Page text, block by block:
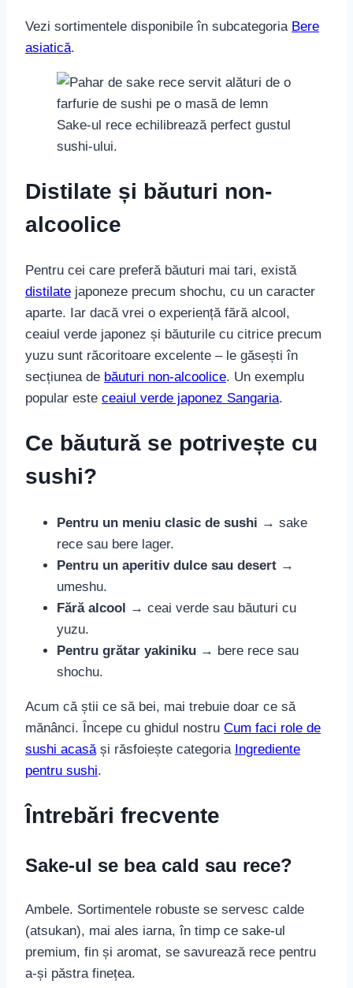
Vezi sortimentele disponibile în subcategoria Bere
asiatică.
Sake-ul rece echilibrează perfect gustul
sushi-ului.
Distilate și băuturi non-
alcoolice
Pentru cei care preferă băuturi mai tari, există
distilate japoneze precum shochu, cu un caracter
aparte. Iar dacă vrei o experiență fără alcool,
ceaiul verde japonez și băuturile cu citrice precum
yuzu sunt răcoritoare excelente – le găsești în
secțiunea de băuturi non-alcoolice. Un exemplu
popular este ceaiul verde japonez Sangaria.
Ce băutură se potrivește cu
sushi?
Pentru un meniu clasic de sushi → sake
rece sau bere lager.
Pentru un aperitiv dulce sau desert →
umeshu.
Fără alcool → ceai verde sau băuturi cu
yuzu.
Pentru grătar yakiniku → bere rece sau
shochu.
Acum că știi ce să bei, mai trebuie doar ce să
mănânci. Începe cu ghidul nostru Cum faci role de
sushi acasă și răsfoiește categoria Ingrediente
pentru sushi.
Întrebări frecvente
Sake-ul se bea cald sau rece?
Ambele. Sortimentele robuste se servesc calde
(atsukan), mai ales iarna, în timp ce sake-ul
premium, fin și aromat, se savurează rece pentru
a-și păstra finețea.